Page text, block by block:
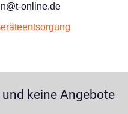
online.de
keine Angebote